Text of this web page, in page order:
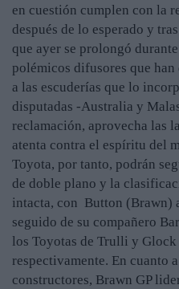
en cuestión cumplen con la
después de lo esperado y
que ayer se prolongó
polémicos difusores que
a las escuderías que lo
disputadas -Australia y
reclamación, aprovecha las
atenta contra el espíritu del
Toyota, por tanto, podrán
de doble plano y la
intacta, con Button (Brawn)
seguido de su compañero
los Toyotas de Trulli y
respectivamente. En cuanto
constructores, Brawn GP